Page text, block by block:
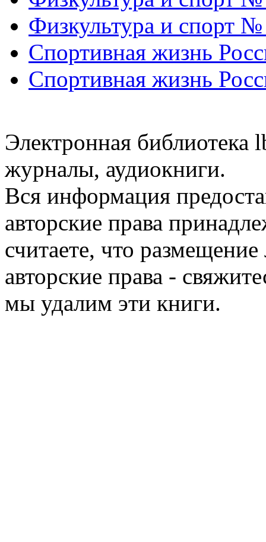
Физкультура и спорт
Спортивная жизнь
Спортивная жизнь
Электронная библиотека
журналы, аудиокниги.
Вся информация
авторские права
считаете, что
авторские права -
мы удалим эти книги.